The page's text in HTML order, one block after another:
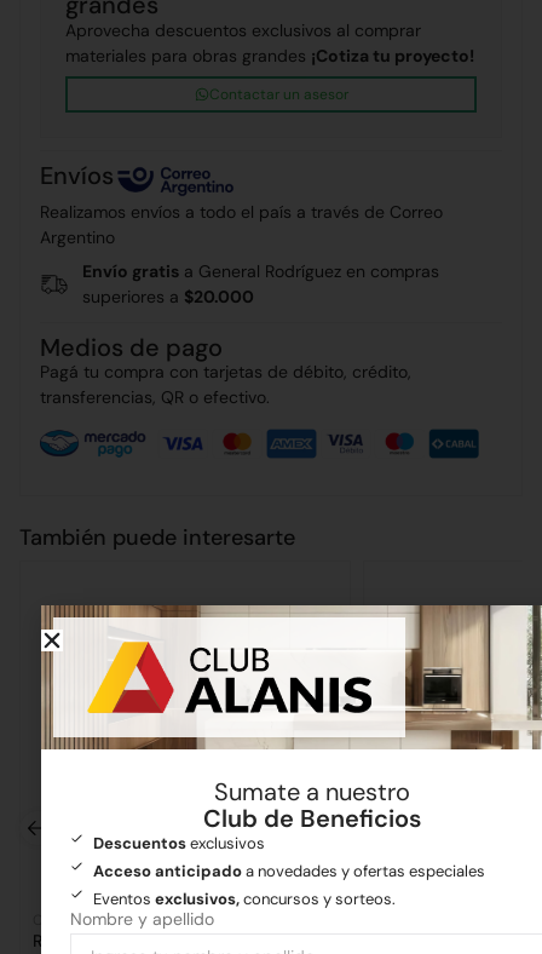
Aprovecha descuentos exclusivos al comprar
materiales para obras grandes ¡Cotiza tu proyecto!
Contactar un asesor
Envíos
Realizamos envíos a todo el país a través de Correo
Argentino
Envío gratis a General Rodríguez en compras
superiores a $20.000
Medios de pago
Pagá tu compra con tarjetas de débito, crédito,
transferencias, QR o efectivo.
También puede interesarte
Cañerías
Ramal PVC 100 a 90° Fratacho Plástico
Sumate a nuestro
Club de Beneficios
Descuentosexclusivos
Acceso anticipadoa novedades y ofertas especiales
Eventos exclusivos,concursos y sorteos.
Nombre y apellido